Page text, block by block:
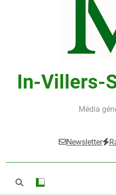
In-Villers-
Média
Newsletter